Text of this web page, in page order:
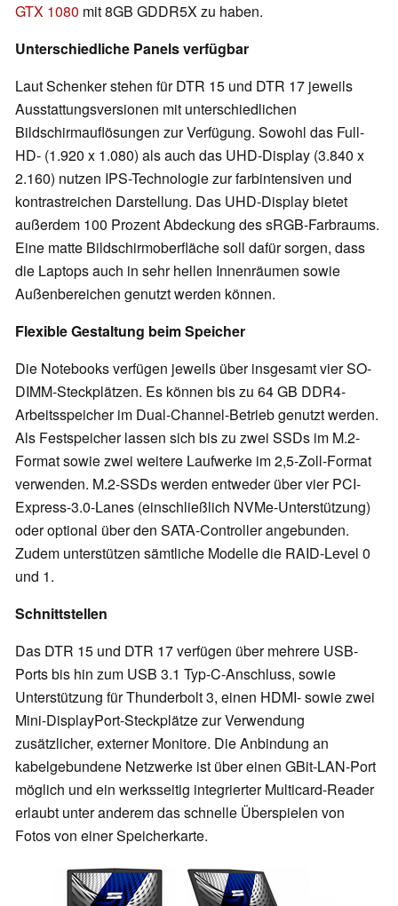
GTX 1080 mit 8GB GDDR5X zu haben.
Unterschiedliche Panels verfügbar
Laut Schenker stehen für DTR 15 und DTR 17 jeweils
Ausstattungsversionen mit unterschiedlichen
Bildschirmauflösungen zur Verfügung. Sowohl das Full-
HD- (1.920 x 1.080) als auch das UHD-Display (3.840 x
2.160) nutzen IPS-Technologie zur farbintensiven und
kontrastreichen Darstellung. Das UHD-Display bietet
außerdem 100 Prozent Abdeckung des sRGB-Farbraums.
Eine matte Bildschirmoberfläche soll dafür sorgen, dass
die Laptops auch in sehr hellen Innenräumen sowie
Außenbereichen genutzt werden können.
Flexible Gestaltung beim Speicher
Die Notebooks verfügen jeweils über insgesamt vier SO-
DIMM-Steckplätzen. Es können bis zu 64 GB DDR4-
Arbeitsspeicher im Dual-Channel-Betrieb genutzt werden.
Als Festspeicher lassen sich bis zu zwei SSDs im M.2-
Format sowie zwei weitere Laufwerke im 2,5-Zoll-Format
verwenden. M.2-SSDs werden entweder über vier PCI-
Express-3.0-Lanes (einschließlich NVMe-Unterstützung)
oder optional über den SATA-Controller angebunden.
Zudem unterstützen sämtliche Modelle die RAID-Level 0
und 1.
Schnittstellen
Das DTR 15 und DTR 17 verfügen über mehrere USB-
Ports bis hin zum USB 3.1 Typ-C-Anschluss, sowie
Unterstützung für Thunderbolt 3, einen HDMI- sowie zwei
Mini-DisplayPort-Steckplätze zur Verwendung
zusätzlicher, externer Monitore. Die Anbindung an
kabelgebundene Netzwerke ist über einen GBit-LAN-Port
möglich und ein werksseitig integrierter Multicard-Reader
erlaubt unter anderem das schnelle Überspielen von
Fotos von einer Speicherkarte.